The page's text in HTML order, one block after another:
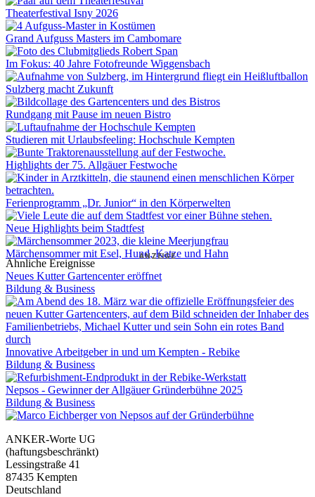
Theaterfestival Isny 2026
Grand Aufguss Masters im Cambomare
Im Fokus: 40 Jahre Fotofreunde Wiggensbach
Sulzberg macht Zukunft
Rundgang mit Pause im neuen Bistro
Studieren mit Urlaubsfeeling: Hochschule Kempten
Highlights der 75. Allgäuer Festwoche
Ferienprogramm „Dr. Junior“ in den Körperwelten
Neue Highlights beim Stadtfest
Märchensommer mit Esel, Hund, Katze und Hahn
ANZEIGE
Ähnliche Ereignisse
Neues Kutter Gartencenter eröffnet
Bildung & Business
Innovative Arbeitgeber in und um Kempten - Rebike
Bildung & Business
Nepsos - Gewinner der Allgäuer Gründerbühne 2025
Bildung & Business
ANKER-Worte UG
(haftungsbeschränkt)
Lessingstraße 41
87435 Kempten
Deutschland